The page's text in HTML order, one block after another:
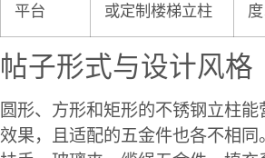
平台
或定制楼梯立柱
帖子形式与设计风格
圆形、方形和矩形的不锈钢立柱
效果，且适配的五金件也各不相同